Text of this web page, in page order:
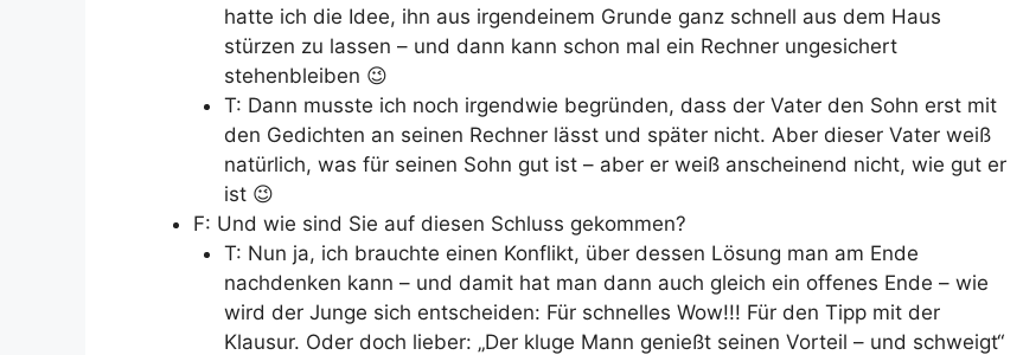
hatte ich die Idee, ihn aus irgendeinem Grunde ganz schnell aus dem Haus
stürzen zu lassen – und dann kann schon mal ein Rechner ungesichert
stehenbleiben 😉
T: Dann musste ich noch irgendwie begründen, dass der Vater den Sohn erst mit
den Gedichten an seinen Rechner lässt und später nicht. Aber dieser Vater weiß
natürlich, was für seinen Sohn gut ist – aber er weiß anscheinend nicht, wie gut er
ist 😉
F: Und wie sind Sie auf diesen Schluss gekommen?
T: Nun ja, ich brauchte einen Konflikt, über dessen Lösung man am Ende
nachdenken kann – und damit hat man dann auch gleich ein offenes Ende – wie
wird der Junge sich entscheiden: Für schnelles Wow!!! Für den Tipp mit der
Klausur. Oder doch lieber: „Der kluge Mann genießt seinen Vorteil – und schweigt“